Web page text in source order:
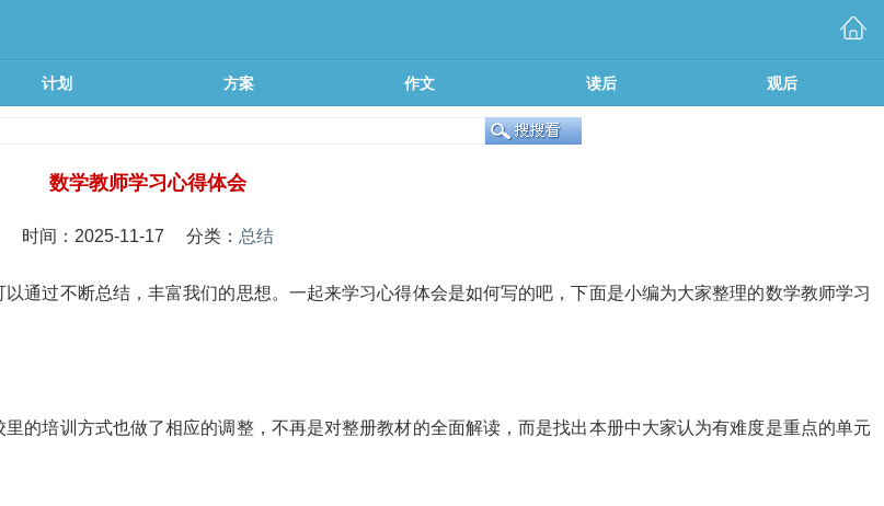
计划 方案 作文 读后 观后
数学教师学习心得体会
时间：2025-11-17 分类： 总结
通过不断总结，丰富我们的思想。一起来学习心得体会是如何写的吧，下面是小编为大家整理的数学教师学习
的培训方式也做了相应的调整，不再是对整册教材的全面解读，而是找出本册中大家认为有难度是重点的单元